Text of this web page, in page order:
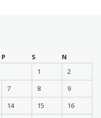
P S
N
1
2
7 8
9
14 15
16